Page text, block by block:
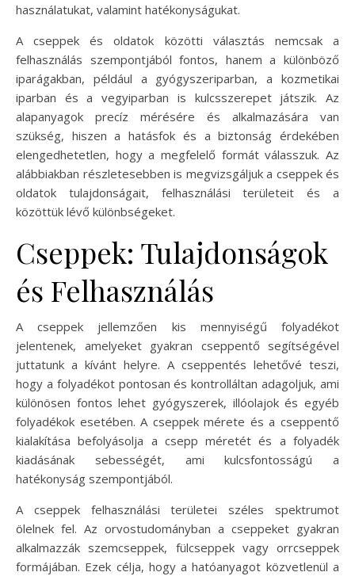
használatukat, valamint hatékonyságukat.
A cseppek és oldatok közötti választás nemcsak a
felhasználás szempontjából fontos, hanem a különböző
iparágakban, például a gyógyszeriparban, a kozmetikai
iparban és a vegyiparban is kulcsszerepet játszik. Az
alapanyagok precíz mérésére és alkalmazására van
szükség, hiszen a hatásfok és a biztonság érdekében
elengedhetetlen, hogy a megfelelő formát válasszuk. Az
alábbiakban részletesebben is megvizsgáljuk a cseppek és
oldatok tulajdonságait, felhasználási területeit és a
közöttük lévő különbségeket.
Cseppek: Tulajdonságok
és Felhasználás
A cseppek jellemzően kis mennyiségű folyadékot
jelentenek, amelyeket gyakran cseppentő segítségével
juttatunk a kívánt helyre. A cseppentés lehetővé teszi,
hogy a folyadékot pontosan és kontrolláltan adagoljuk, ami
különösen fontos lehet gyógyszerek, illóolajok és egyéb
folyadékok esetében. A cseppek mérete és a cseppentő
kialakítása befolyásolja a csepp méretét és a folyadék
kiadásának sebességét, ami kulcsfontosságú a
hatékonyság szempontjából.
A cseppek felhasználási területei széles spektrumot
ölelnek fel. Az orvostudományban a cseppeket gyakran
alkalmazzák szemcseppek, fülcseppek vagy orrcseppek
formájában. Ezek célja, hogy a hatóanyagot közvetlenül a